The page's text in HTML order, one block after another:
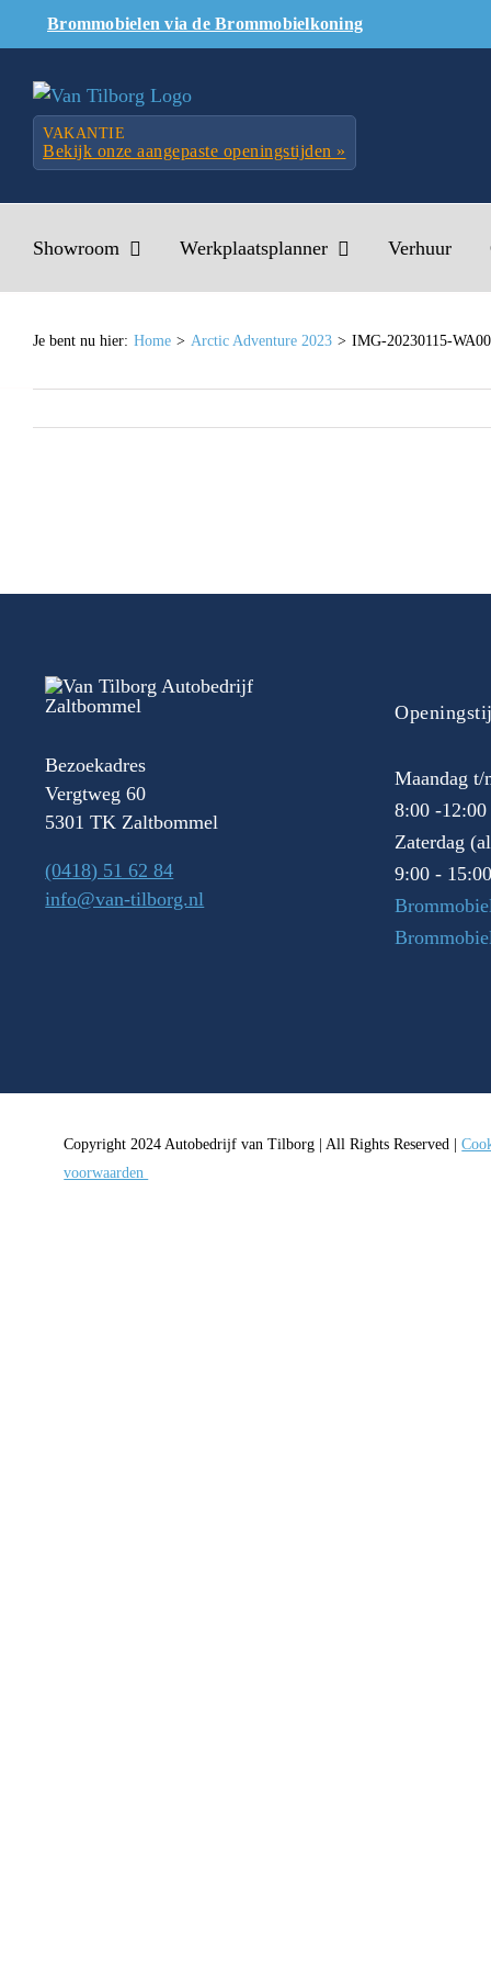
Brommobielen via de Brommobielkoning
VAKANTIE
Bekijk onze aangepaste openingstijden »
Showroom Werkplaatsplanner Verhuur
Je bent nu hier: Home Arctic Adventure 2023 IMG-20230115-
Bezoekadres
Vergtweg 60
5301 TK Zaltbommel
(0418) 51 62 84
info@van-tilborg.nl
Maandag
8:00 -
Zaterdag
9:00 -
Copyright 2024 Autobedrijf van Tilborg | All Rights Reserved |
voorwaarden